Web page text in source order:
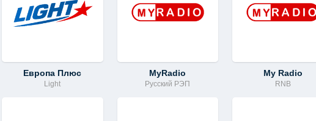
Европа Плюс
Light
MyRadio
Русский РЭП
My Radio
RNB